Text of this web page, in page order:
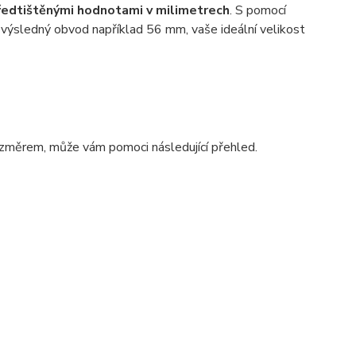
hodnotami v milimetrech. S pomocí
obvod například 56 mm, vaše ideální velikost
může vám pomoci následující přehled.